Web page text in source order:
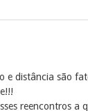
e distância são
reencontros a